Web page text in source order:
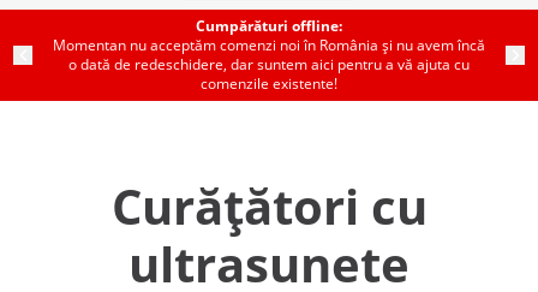
Cumpărături offline:
Momentan nu acceptăm comenzi noi în România și nu avem încă
o dată de redeschidere, dar suntem aici pentru a vă ajuta cu
comenzile existente!
Curățători cu
ultrasunete